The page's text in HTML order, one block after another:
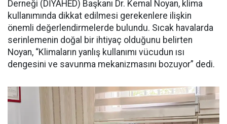
Derneği (DİYAHED) Başkanı Dr. Kemal Noyan, klima
kullanımında dikkat edilmesi gerekenlere ilişkin
önemli değerlendirmelerde bulundu. Sıcak havalarda
serinlemenin doğal bir ihtiyaç olduğunu belirten
Noyan, “Klimaların yanlış kullanımı vücudun ısı
dengesini ve savunma mekanizmasını bozuyor” dedi.